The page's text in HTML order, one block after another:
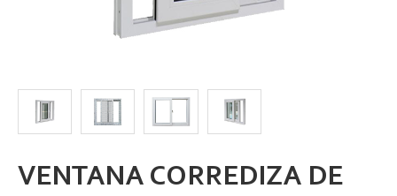
VENTANA CORREDIZA DE